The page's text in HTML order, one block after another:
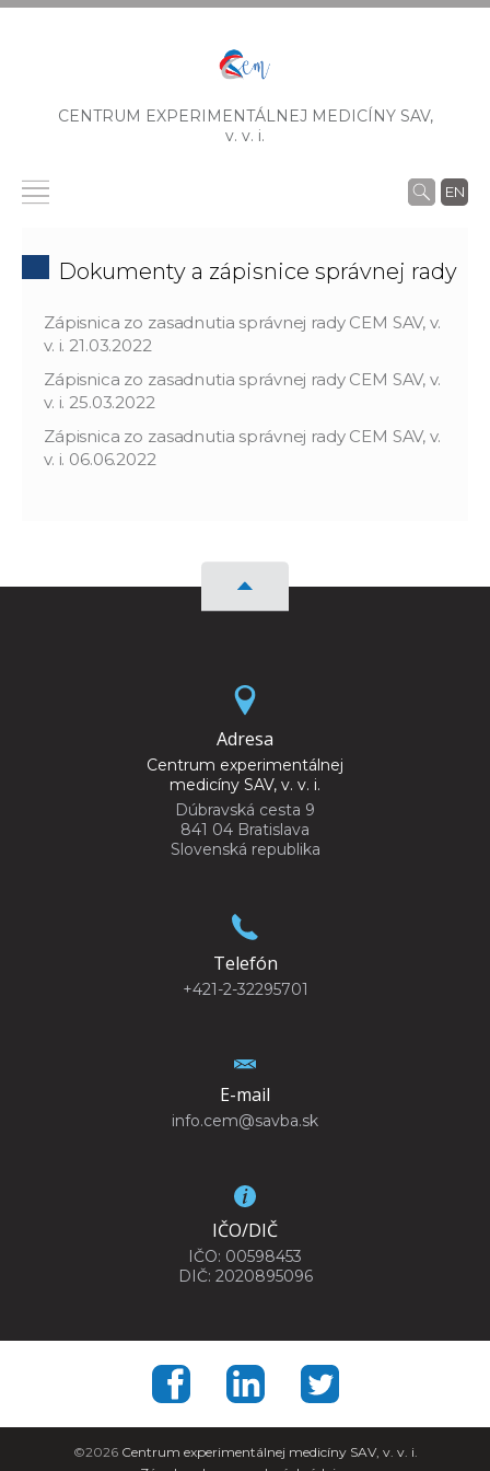
CENTRUM EXPERIMENTÁLNEJ MEDICÍNY SAV,
v. v. i.
EN
Dokumenty a zápisnice správnej rady
Zápisnica zo zasadnutia správnej rady CEM SAV, v.
v. i. 21.03.2022
Zápisnica zo zasadnutia správnej rady CEM SAV, v.
v. i. 25.03.2022
Zápisnica zo zasadnutia správnej rady CEM SAV, v.
v. i. 06.06.2022
Adresa
Centrum experimentálnej
medicíny SAV, v. v. i.
Dúbravská cesta 9
841 04 Bratislava
Slovenská republika
Telefón
+421-2-32295701
E-mail
info.cem@savba.sk
IČO/DIČ
IČO: 00598453
DIČ: 2020895096
©2026Centrum experimentálnej medicíny SAV, v. v. i.